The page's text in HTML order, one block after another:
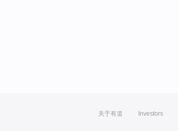
关于有道 Investors